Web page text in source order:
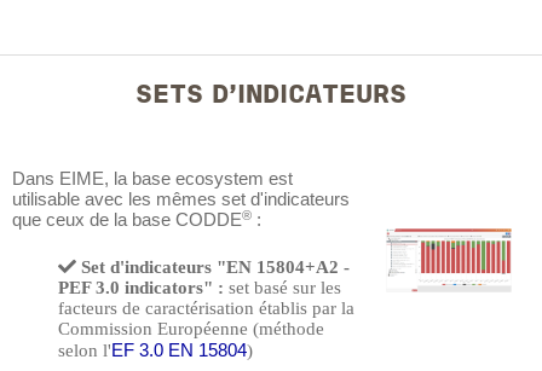
SETS D'INDICATEURS
Dans EIME, la base ecosystem est
utilisable avec les mêmes set d'indicateurs
que ceux de la base CODDE® :
Set d'indicateurs "EN 15804+A2 -
PEF 3.0 indicators" : set basé sur les
facteurs de caractérisation établis par la
Commission Européenne (méthode
selon l'EF 3.0 EN 15804)